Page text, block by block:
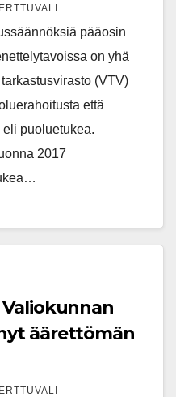
pääosin
on yhä
(VTV)
että
puoluetukea.
2017
Valiokunnan
äärettömän